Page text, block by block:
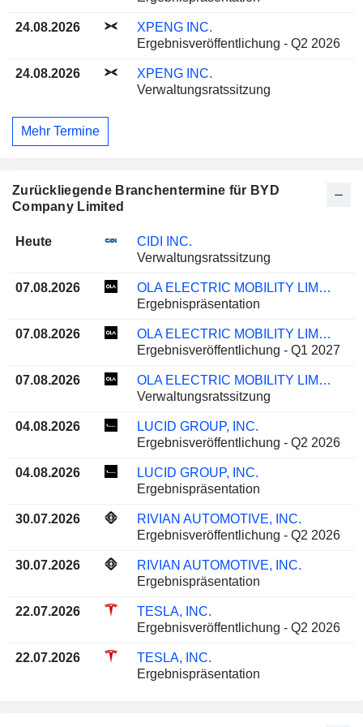
24.08.2026
XPENG INC.
Ergebnisveröffentlichung - Q2 2026
24.08.2026
XPENG INC.
Verwaltungsratssitzung
Mehr Termine
Zurückliegende Branchentermine für BYD
Company Limited
Heute
CIDI INC.
Verwaltungsratssitzung
07.08.2026
OLA ELECTRIC MOBILITY LIMITED
Ergebnispräsentation
07.08.2026
OLA ELECTRIC MOBILITY LIMITED
Ergebnisveröffentlichung - Q1 2027
07.08.2026
OLA ELECTRIC MOBILITY LIMITED
Verwaltungsratssitzung
04.08.2026
LUCID GROUP, INC.
Ergebnisveröffentlichung - Q2 2026
04.08.2026
LUCID GROUP, INC.
Ergebnispräsentation
30.07.2026
RIVIAN AUTOMOTIVE, INC.
Ergebnisveröffentlichung - Q2 2026
30.07.2026
RIVIAN AUTOMOTIVE, INC.
Ergebnispräsentation
22.07.2026
TESLA, INC.
Ergebnisveröffentlichung - Q2 2026
22.07.2026
TESLA, INC.
Ergebnispräsentation